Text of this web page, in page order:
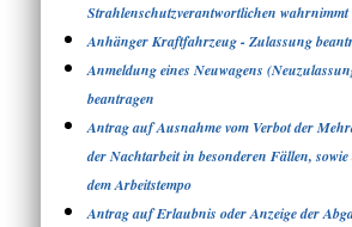
Strahlenschutzverantwortlichen wahrnimmt
Anhänger Kraftfahrzeug - Zulassung
Anmeldung eines Neuwagens
beantragen
Antrag auf Ausnahme vom Verbot der
der Nachtarbeit in besonderen Fällen,
dem Arbeitstempo
Antrag auf Erlaubnis oder Anzeige der